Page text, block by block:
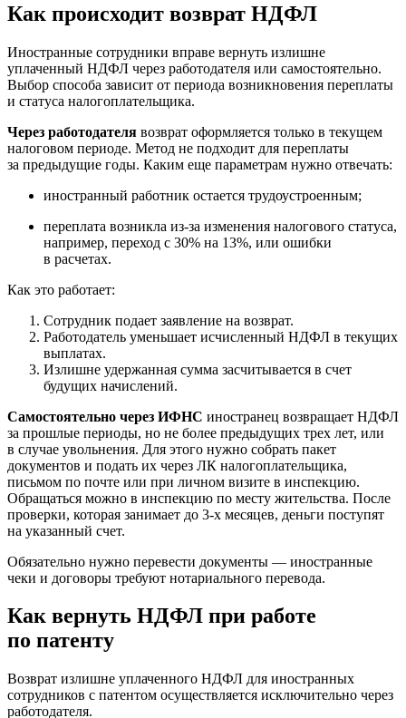
Как происходит возврат НДФЛ
Иностранные сотрудники вправе вернуть излишне
уплаченный НДФЛ через работодателя или самостоятельно.
Выбор способа зависит от периода возникновения переплаты
и статуса налогоплательщика.
Через работодателя возврат оформляется только в текущем
налоговом периоде. Метод не подходит для переплаты
за предыдущие годы. Каким еще параметрам нужно отвечать:
иностранный работник остается трудоустроенным;
переплата возникла из-за изменения налогового статуса,
например, переход с 30% на 13%, или ошибки
в расчетах.
Как это работает:
Сотрудник подает заявление на возврат.
Работодатель уменьшает исчисленный НДФЛ в текущих
выплатах.
Излишне удержанная сумма засчитывается в счет
будущих начислений.
Самостоятельно через ИФНС иностранец возвращает НДФЛ
за прошлые периоды, но не более предыдущих трех лет, или
в случае увольнения. Для этого нужно собрать пакет
документов и подать их через ЛК налогоплательщика,
письмом по почте или при личном визите в инспекцию.
Обращаться можно в инспекцию по месту жительства. После
проверки, которая занимает до 3-х месяцев, деньги поступят
на указанный счет.
Обязательно нужно перевести документы — иностранные
чеки и договоры требуют нотариального перевода.
Как вернуть НДФЛ при работе
по патенту
Возврат излишне уплаченного НДФЛ для иностранных
сотрудников с патентом осуществляется исключительно через
работодателя.